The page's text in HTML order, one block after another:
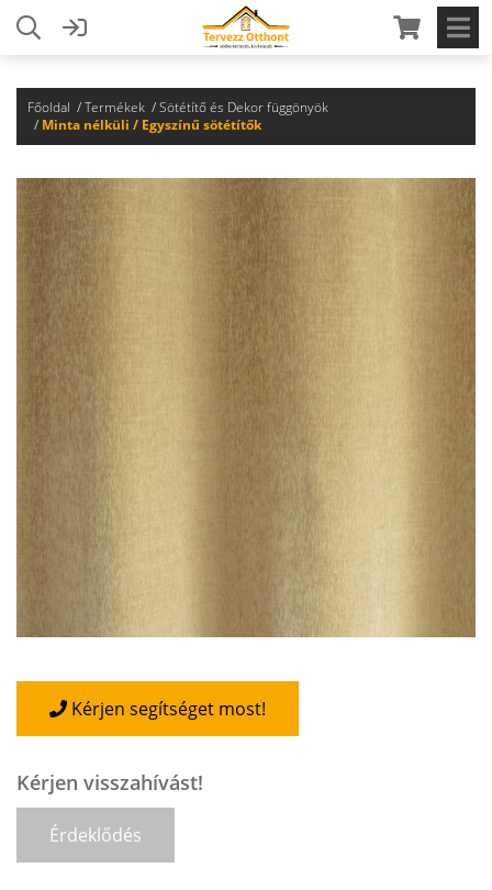
Főoldal Termékek
Sötétítő és Dekor függönyök
Minta nélküli / Egyszínű sötétítők
Kérjen segítséget most!
Kérjen visszahívást!
Érdeklődés